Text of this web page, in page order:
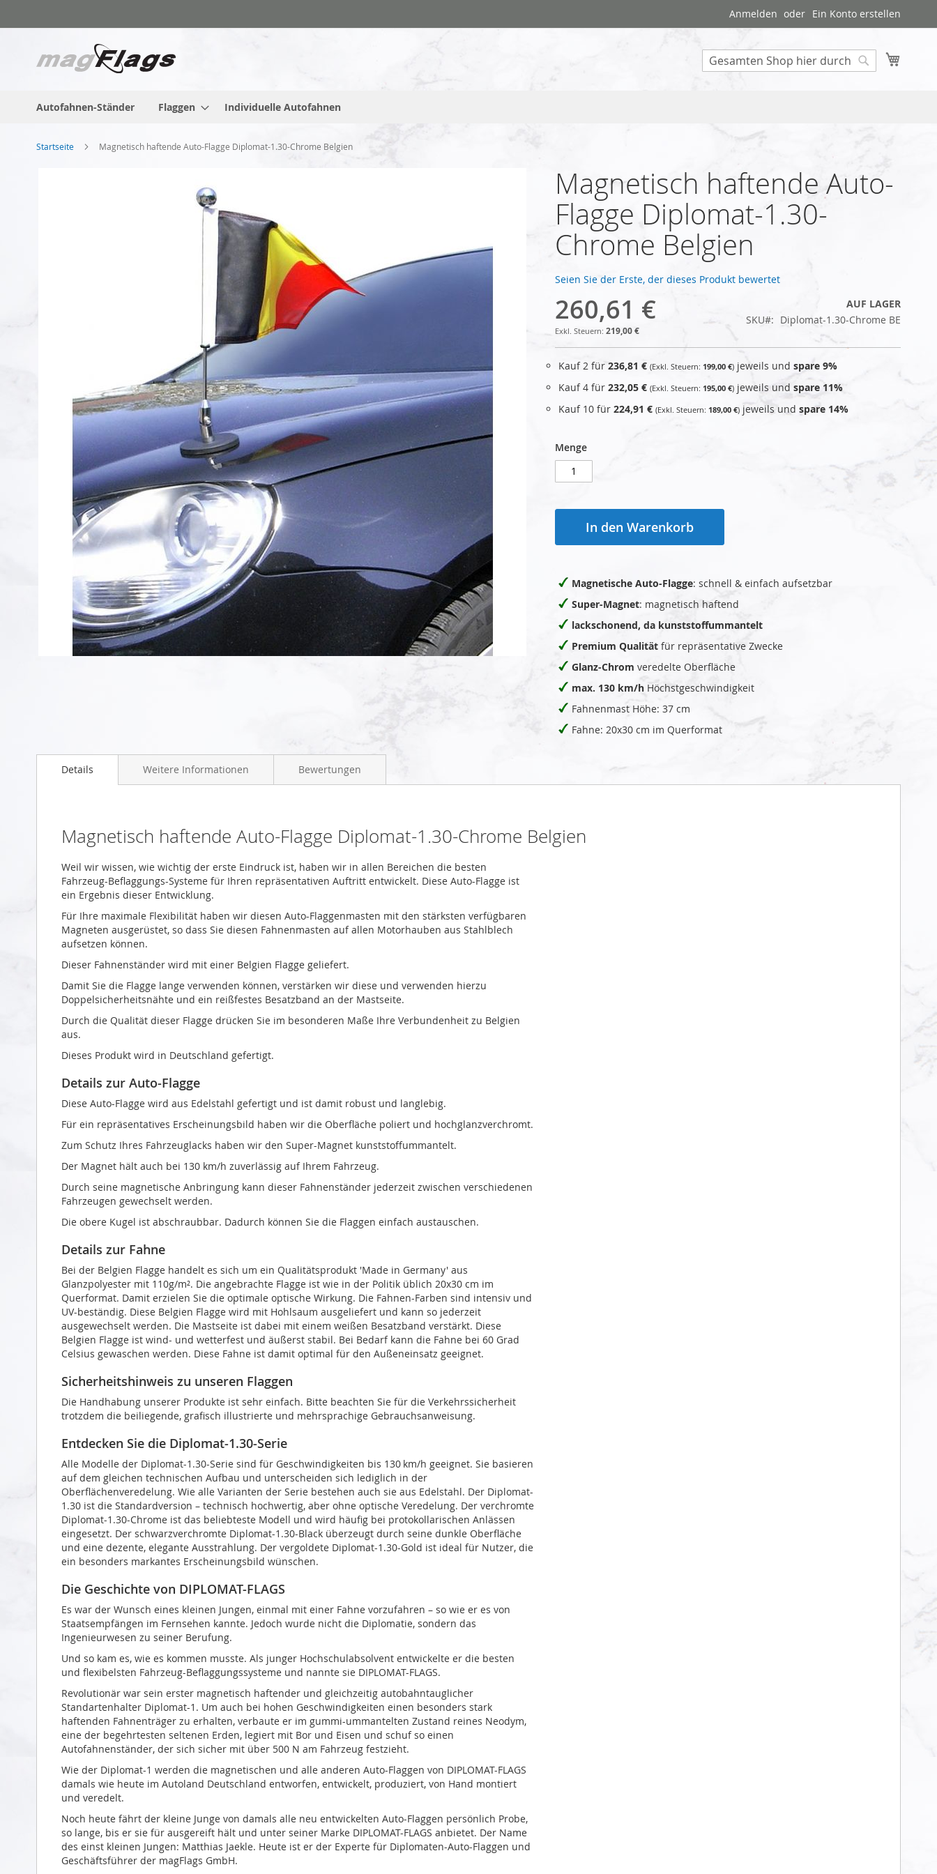
Inhalt
Anmelden Ein Konto erstellen
Autofahnen-Ständer Flaggen Individuelle Autofahnen
Startseite Magnetisch haftende Auto-Flagge Diplomat-1.30-Chrome Belgien
Magnetisch haftende Auto-
Flagge Diplomat-1.30-
Chrome Belgien
Seien Sie der Erste, der dieses Produkt bewertet
260,61 €
219,00 €
AUF LAGER
SKU
Diplomat-1.30-Chrome BE
Kauf 2 für 236,81 € 199,00 € jeweils und spare 9%
Kauf 4 für 232,05 € 195,00 € jeweils und spare 11%
Kauf 10 für 224,91 € 189,00 € jeweils und spare 14%
Menge
In den Warenkorb
Magnetische Auto-Flagge: schnell & einfach aufsetzbar
Super-Magnet: magnetisch haftend
lackschonend, da kunststoffummantelt
Premium Qualität für repräsentative Zwecke
Glanz-Chrom veredelte Oberfläche
max. 130 km/h Höchstgeschwindigkeit
Fahnenmast Höhe: 37 cm
Fahne: 20x30 cm im Querformat
Details
Magnetisch haftende Auto-Flagge Diplomat-1.30-Chrome Belgien
Weil wir wissen, wie wichtig der erste Eindruck ist, haben wir in allen Bereichen die besten
Fahrzeug-Beflaggungs-Systeme für Ihren repräsentativen Auftritt entwickelt. Diese Auto-Flagge ist
ein Ergebnis dieser Entwicklung.
Für Ihre maximale Flexibilität haben wir diesen Auto-Flaggenmasten mit den stärksten verfügbaren
Magneten ausgerüstet, so dass Sie diesen Fahnenmasten auf allen Motorhauben aus Stahlblech
aufsetzen können.
Dieser Fahnenständer wird mit einer Belgien Flagge geliefert.
Damit Sie die Flagge lange verwenden können, verstärken wir diese und verwenden hierzu
Doppelsicherheitsnähte und ein reißfestes Besatzband an der Mastseite.
Durch die Qualität dieser Flagge drücken Sie im besonderen Maße Ihre Verbundenheit zu Belgien
aus.
Dieses Produkt wird in Deutschland gefertigt.
Details zur Auto-Flagge
Diese Auto-Flagge wird aus Edelstahl gefertigt und ist damit robust und langlebig.
Für ein repräsentatives Erscheinungsbild haben wir die Oberfläche poliert und hochglanzverchromt.
Zum Schutz Ihres Fahrzeuglacks haben wir den Super-Magnet kunststoffummantelt.
Der Magnet hält auch bei 130 km/h zuverlässig auf Ihrem Fahrzeug.
Durch seine magnetische Anbringung kann dieser Fahnenständer jederzeit zwischen verschiedenen
Fahrzeugen gewechselt werden.
Die obere Kugel ist abschraubbar. Dadurch können Sie die Flaggen einfach austauschen.
Details zur Fahne
Bei der Belgien Flagge handelt es sich um ein Qualitätsprodukt 'Made in Germany' aus
Glanzpolyester mit 110g/m². Die angebrachte Flagge ist wie in der Politik üblich 20x30 cm im
Querformat. Damit erzielen Sie die optimale optische Wirkung. Die Fahnen-Farben sind intensiv und
UV-beständig. Diese Belgien Flagge wird mit Hohlsaum ausgeliefert und kann so jederzeit
ausgewechselt werden. Die Mastseite ist dabei mit einem weißen Besatzband verstärkt. Diese
Belgien Flagge ist wind- und wetterfest und äußerst stabil. Bei Bedarf kann die Fahne bei 60 Grad
Celsius gewaschen werden. Diese Fahne ist damit optimal für den Außeneinsatz geeignet.
Sicherheitshinweis zu unseren Flaggen
Die Handhabung unserer Produkte ist sehr einfach. Bitte beachten Sie für die Verkehrssicherheit
trotzdem die beiliegende, grafisch illustrierte und mehrsprachige Gebrauchsanweisung.
Entdecken Sie die Diplomat-1.30-Serie
Alle Modelle der Diplomat-1.30-Serie sind für Geschwindigkeiten bis 130 km/h geeignet. Sie basieren
auf dem gleichen technischen Aufbau und unterscheiden sich lediglich in der
Oberflächenveredelung. Wie alle Varianten der Serie bestehen auch sie aus Edelstahl. Der Diplomat-
1.30 ist die Standardversion – technisch hochwertig, aber ohne optische Veredelung. Der verchromte
Diplomat-1.30-Chrome ist das beliebteste Modell und wird häufig bei protokollarischen Anlässen
eingesetzt. Der schwarzverchromte Diplomat-1.30-Black überzeugt durch seine dunkle Oberfläche
und eine dezente, elegante Ausstrahlung. Der vergoldete Diplomat-1.30-Gold ist ideal für Nutzer, die
ein besonders markantes Erscheinungsbild wünschen.
Die Geschichte von DIPLOMAT-FLAGS
Es war der Wunsch eines kleinen Jungen, einmal mit einer Fahne vorzufahren – so wie er es von
Staatsempfängen im Fernsehen kannte. Jedoch wurde nicht die Diplomatie, sondern das
Ingenieurwesen zu seiner Berufung.
Und so kam es, wie es kommen musste. Als junger Hochschulabsolvent entwickelte er die besten
und flexibelsten Fahrzeug-Beflaggungssysteme und nannte sie DIPLOMAT-FLAGS.
Revolutionär war sein erster magnetisch haftender und gleichzeitig autobahntauglicher
Standartenhalter Diplomat-1. Um auch bei hohen Geschwindigkeiten einen besonders stark
haftenden Fahnenträger zu erhalten, verbaute er im gummi-ummantelten Zustand reines Neodym,
eine der begehrtesten seltenen Erden, legiert mit Bor und Eisen und schuf so einen
Autofahnenständer, der sich sicher mit über 500 N am Fahrzeug festzieht.
Wie der Diplomat-1 werden die magnetischen und alle anderen Auto-Flaggen von DIPLOMAT-FLAGS
damals wie heute im Autoland Deutschland entworfen, entwickelt, produziert, von Hand montiert
und veredelt.
Noch heute fährt der kleine Junge von damals alle neu entwickelten Auto-Flaggen persönlich Probe,
so lange, bis er sie für ausgereift hält und unter seiner Marke DIPLOMAT-FLAGS anbietet. Der Name
des einst kleinen Jungen: Matthias Jaekle. Heute ist er der Experte für Diplomaten-Auto-Flaggen und
Geschäftsführer der magFlags GmbH.
Weitere Informationen Bewertungen